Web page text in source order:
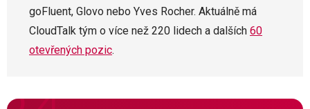
goFluent, Glovo nebo Yves Rocher. Aktuálně má
CloudTalk tým o více než 220 lidech a dalších 60
otevřených pozic.